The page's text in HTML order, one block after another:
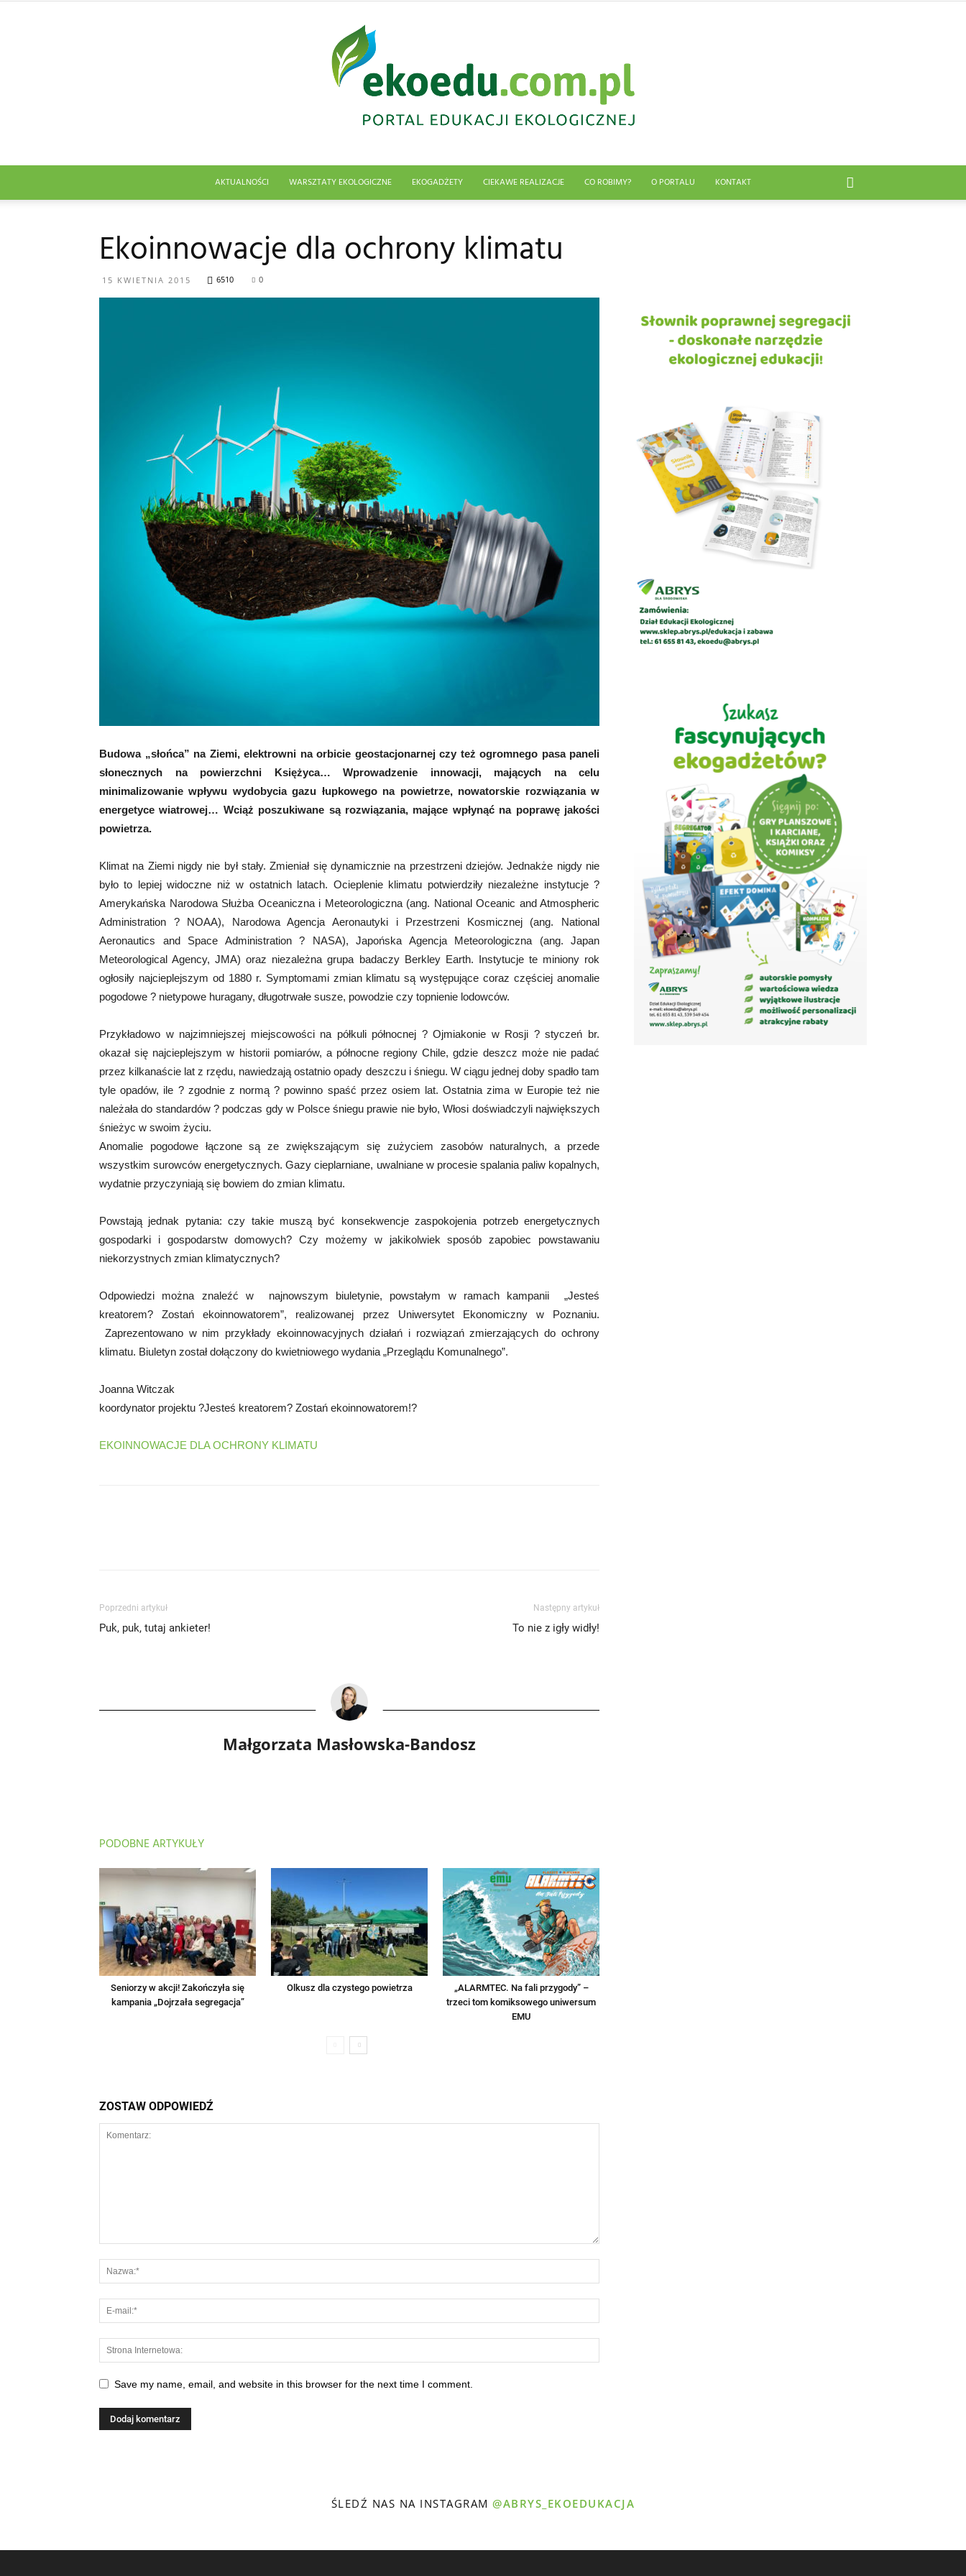
AKTUALNOŚCI WARSZTATY EKOLOGICZNE EKOGADŻETY CIEKAWE REALIZACJE CO ROBIMY? O PORTALU KONTAKT
Ekoinnowacje dla ochrony klimatu
15 KWIETNIA 2015 6510 0
Budowa „słońca” na Ziemi, elektrowni na orbicie geostacjonarnej czy też ogromnego pasa paneli
słonecznych na powierzchni Księżyca… Wprowadzenie innowacji, mających na celu
minimalizowanie wpływu wydobycia gazu łupkowego na powietrze, nowatorskie rozwiązania w
energetyce wiatrowej… Wciąż poszukiwane są rozwiązania, mające wpłynąć na poprawę jakości
powietrza.
Klimat na Ziemi nigdy nie był stały. Zmieniał się dynamicznie na przestrzeni dziejów. Jednakże nigdy nie
było to lepiej widoczne niż w ostatnich latach. Ocieplenie klimatu potwierdziły niezależne instytucje ?
Amerykańska Narodowa Służba Oceaniczna i Meteorologiczna (ang. National Oceanic and Atmospheric
Administration ? NOAA), Narodowa Agencja Aeronautyki i Przestrzeni Kosmicznej (ang. National
Aeronautics and Space Administration ? NASA), Japońska Agencja Meteorologiczna (ang. Japan
Meteorological Agency, JMA) oraz niezależna grupa badaczy Berkley Earth. Instytucje te miniony rok
ogłosiły najcieplejszym od 1880 r. Symptomami zmian klimatu są występujące coraz częściej anomalie
pogodowe ? nietypowe huragany, długotrwałe susze, powodzie czy topnienie lodowców.
Przykładowo w najzimniejszej miejscowości na półkuli północnej ? Ojmiakonie w Rosji ? styczeń br.
okazał się najcieplejszym w historii pomiarów, a północne regiony Chile, gdzie deszcz może nie padać
przez kilkanaście lat z rzędu, nawiedzają ostatnio opady deszczu i śniegu. W ciągu jednej doby spadło tam
tyle opadów, ile ? zgodnie z normą ? powinno spaść przez osiem lat. Ostatnia zima w Europie też nie
należała do standardów ? podczas gdy w Polsce śniegu prawie nie było, Włosi doświadczyli największych
śnieżyc w swoim życiu.
Anomalie pogodowe łączone są ze zwiększającym się zużyciem zasobów naturalnych, a przede
wszystkim surowców energetycznych. Gazy cieplarniane, uwalniane w procesie spalania paliw kopalnych,
wydatnie przyczyniają się bowiem do zmian klimatu.
Powstają jednak pytania: czy takie muszą być konsekwencje zaspokojenia potrzeb energetycznych
gospodarki i gospodarstw domowych? Czy możemy w jakikolwiek sposób zapobiec powstawaniu
niekorzystnych zmian klimatycznych?
Odpowiedzi można znaleźć w najnowszym biuletynie, powstałym w ramach kampanii „Jesteś
kreatorem? Zostań ekoinnowatorem”, realizowanej przez Uniwersytet Ekonomiczny w Poznaniu.
Zaprezentowano w nim przykłady ekoinnowacyjnych działań i rozwiązań zmierzających do ochrony
klimatu. Biuletyn został dołączony do kwietniowego wydania „Przeglądu Komunalnego”.
Joanna Witczak
koordynator projektu ?Jesteś kreatorem? Zostań ekoinnowatorem!?
EKOINNOWACJE DLA OCHRONY KLIMATU
Poprzedni artykuł
Puk, puk, tutaj ankieter!
Następny artykuł
To nie z igły widły!
Małgorzata Masłowska-Bandosz
PODOBNE ARTYKUŁY
Seniorzy w akcji! Zakończyła się
kampania „Dojrzała segregacja”
Olkusz dla czystego powietrza
„ALARMTEC. Na fali przygody” –
trzeci tom komiksowego uniwersum
EMU
ZOSTAW ODPOWIEDŹ
Save my name, email, and website in this browser for the next time I comment.
ŚLEDŹ NAS NA INSTAGRAM@ABRYS_EKOEDUKACJA